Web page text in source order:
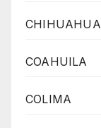
CHIHUAHUA
COAHUILA
COLIMA